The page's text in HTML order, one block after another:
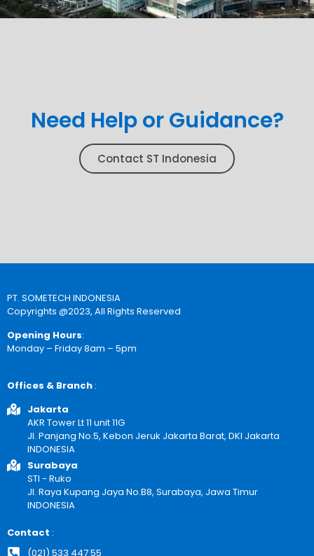
Need Help or Guidance?
Contact ST Indonesia
PT. SOMETECH INDONESIA
Copyrights @2023, All Rights Reserved
Opening Hours:
Monday – Friday 8am – 5pm
Offices & Branch :
Jakarta
AKR Tower Lt 11 unit 11G
Jl. Panjang No.5, Kebon Jeruk Jakarta Barat, DKI Jakarta
INDONESIA
Surabaya
STI - Ruko
Jl. Raya Kupang Jaya No.B8, Surabaya, Jawa Timur
INDONESIA
Contact :
(021) 533 447 55